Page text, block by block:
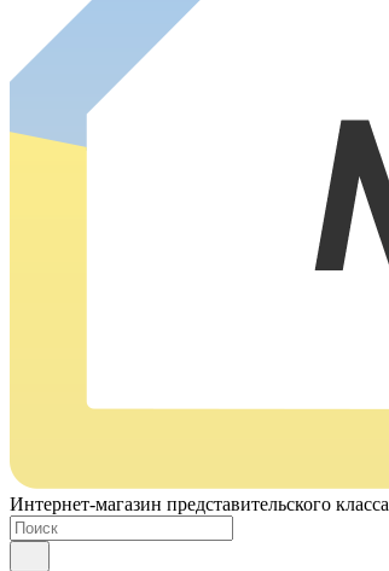
Интернет-магазин представительского класса